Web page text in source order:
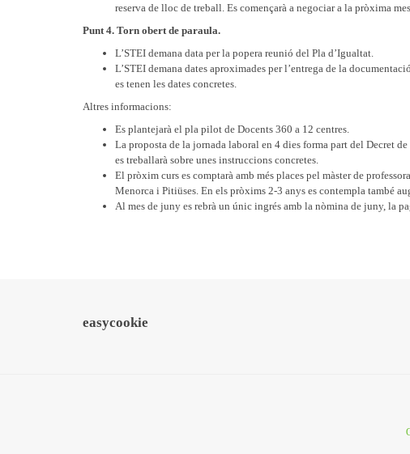
reserva de lloc de treball. Es començarà a negociar a la pròxima
Punt 4. Torn obert de paraula.
L’STEI demana data per la popera reunió del Pla d’Igualtat.
L’STEI demana dates aproximades per l’entrega de la
es tenen les dates concretes.
Altres informacions:
Es plantejarà el pla pilot de Docents 360 a 12 centres.
La proposta de la jornada laboral en 4 dies forma part del Decret
es treballarà sobre unes instruccions concretes.
El pròxim curs es comptarà amb més places pel màster de
Menorca i Pitiüses. En els pròxims 2-3 anys es contempla també
Al mes de juny es rebrà un únic ingrés amb la nòmina de juny, la
easycookie